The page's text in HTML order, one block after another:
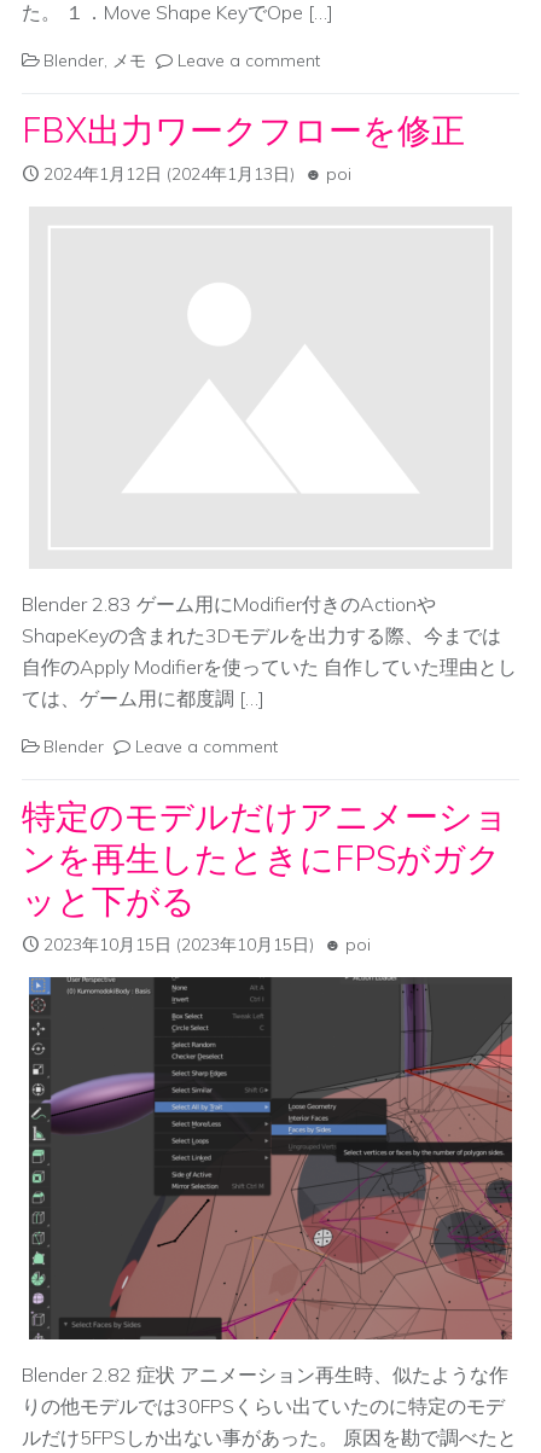
た。 １．Move Shape KeyでOpe […]
Blender, メモ Leave a comment
FBX出力ワークフローを修正
2024年1月12日 (2024年1月13日) poi
Blender 2.83 ゲーム用にModifier付きのActionや
ShapeKeyの含まれた3Dモデルを出力する際、今までは
自作のApply Modifierを使っていた 自作していた理由とし
ては、ゲーム用に都度調 […]
Blender Leave a comment
特定のモデルだけアニメーショ
ンを再生したときにFPSがガク
ッと下がる
2023年10月15日 (2023年10月15日) poi
Blender 2.82 症状 アニメーション再生時、似たような作
りの他モデルでは30FPSくらい出ていたのに特定のモデ
ルだけ5FPSしか出ない事があった。 原因を勘で調べたと